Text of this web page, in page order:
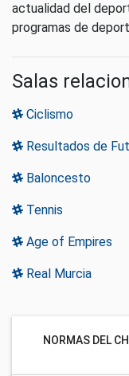
actualidad del
programas de
Salas
Ciclismo
Resultados de
Baloncesto
Tennis
Age of Empires
Real Murcia
NORMAS DEL